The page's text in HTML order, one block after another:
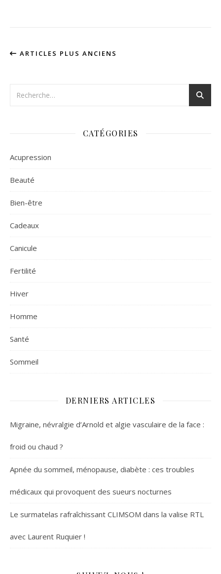
ARTICLES PLUS ANCIENS
CATÉGORIES
Acupression
Beauté
Bien-être
Cadeaux
Canicule
Fertilité
Hiver
Homme
Santé
Sommeil
DERNIERS ARTICLES
Migraine, névralgie d’Arnold et algie vasculaire de la face :
froid ou chaud ?
Apnée du sommeil, ménopause, diabète : ces troubles
médicaux qui provoquent des sueurs nocturnes
Le surmatelas rafraîchissant CLIMSOM dans la valise RTL
avec Laurent Ruquier !